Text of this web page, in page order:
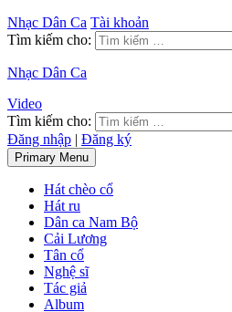
Nhạc Dân Ca Tài khoản
Tìm kiếm cho:
Nhạc Dân Ca
Video
Tìm kiếm cho:
Đăng nhập | Đăng ký
Primary Menu
Hát chèo cổ
Hát ru
Dân ca Nam Bộ
Cải Lương
Tân cổ
Nghệ sĩ
Tác giả
Album